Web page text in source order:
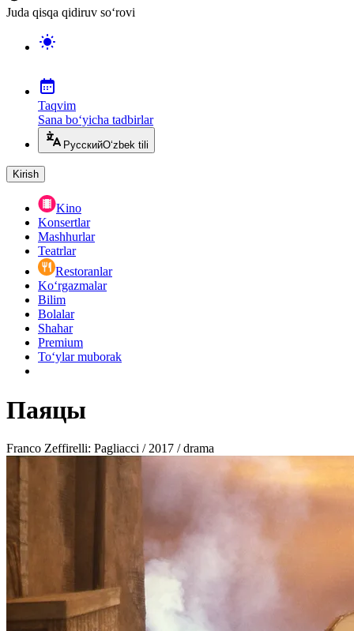
Juda qisqa qidiruv so‘rovi
Taqvim
Sana bo‘yicha tadbirlar
РусскийO‘zbek tili
Kirish
Kino
Konsertlar
Mashhurlar
Teatrlar
Restoranlar
Ko‘rgazmalar
Bilim
Bolalar
Shahar
Premium
Toʻylar muborak
Паяцы
Franco Zeffirelli: Pagliacci / 2017 / drama